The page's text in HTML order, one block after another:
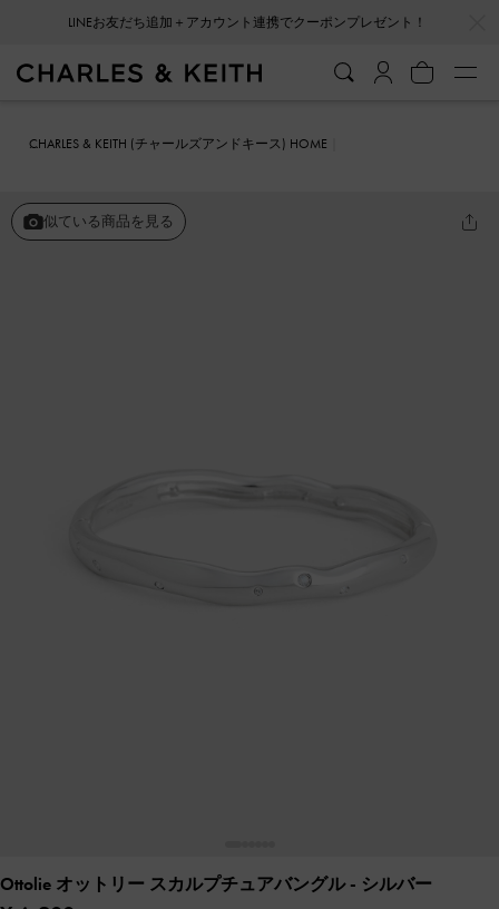
LINEお友だち追加＋アカウント連携でクーポンプレゼント！
CHARLES & KEITH (チャールズアンドキース) HOME
似ている商品を見る
Ottolie オットリー スカルプチュアバングル- シルバー